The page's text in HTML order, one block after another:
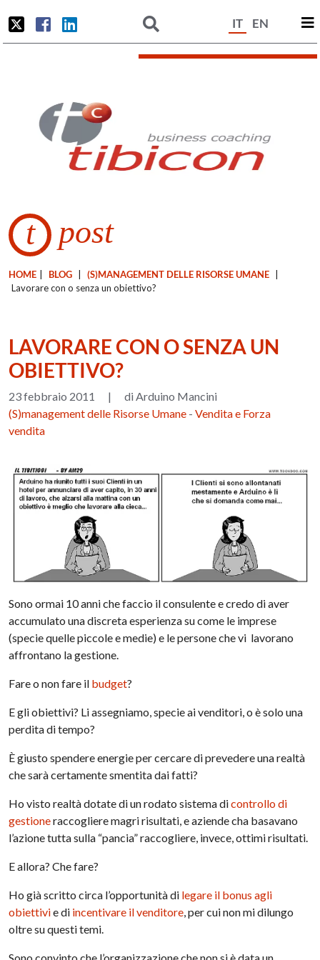
IT EN
t post
HOME BLOG (S)MANAGEMENT DELLE RISORSE UMANE
Lavorare con o senza un obiettivo?
LAVORARE CON O SENZA UN
OBIETTIVO?
23 febbraio 2011 |
di Arduino Mancini
(S)management delle Risorse Umane -Vendita e Forza
vendita
Sono ormai 10 anni che faccio il consulente e credo di aver
accumulato una discreta esperienza su come le imprese
(specie quelle piccole e medie) e le persone che vi lavorano
affrontano la gestione.
Fare o non fare il budget?
E gli obiettivi? Li assegniamo, specie ai venditori, o è solo una
perdita di tempo?
È giusto spendere energie per cercare di prevedere una realtà
che sarà certamente smentita dai fatti?
Ho visto realtà dotate di un rodato sistema dicontrollo di
gestioneraccogliere magri risultati, e aziende cha basavano
l’azione tutta sulla “pancia” raccogliere, invece, ottimi risultati.
E allora? Che fare?
Ho già scritto circa l’opportunità di legare il bonus agli
obiettivie di incentivare il venditore , per cui non mi dilungo
oltre su questi temi.
Sono convinto che l’organizzazione che non si è data un